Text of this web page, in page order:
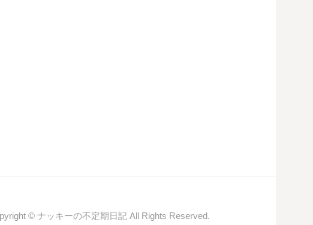
© ナッキーの不定期日記 All Rights Reserved.